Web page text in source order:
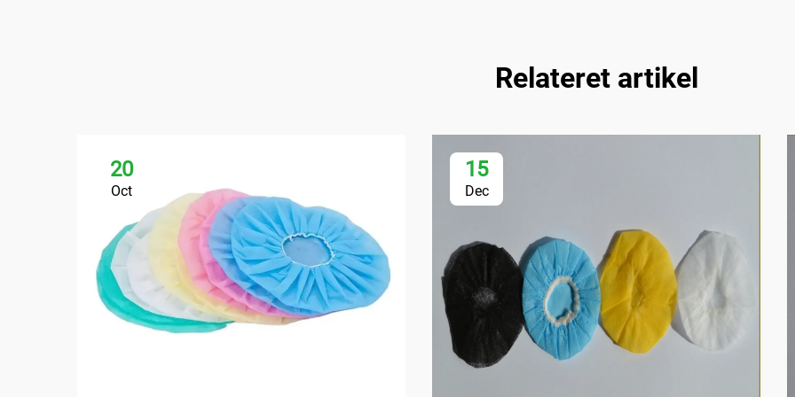
Relateret artikel
20
Oct
15
Dec